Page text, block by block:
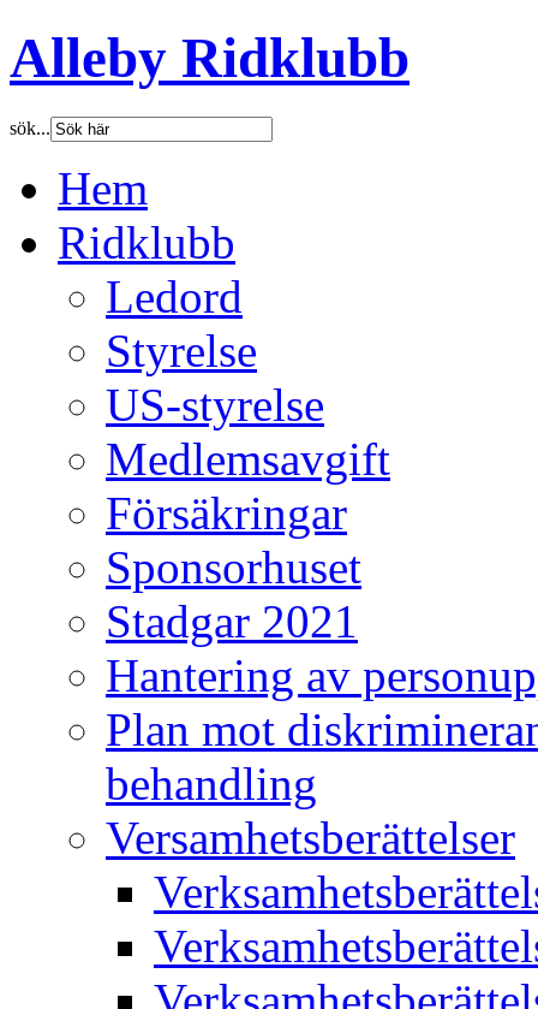
Alleby Ridklubb
sök...
Hem
Ridklubb
Ledord
Styrelse
US-styrelse
Medlemsavgift
Försäkringar
Sponsorhuset
Stadgar 2021
Hantering av
Plan mot
behandling
Versamhetsberättelser